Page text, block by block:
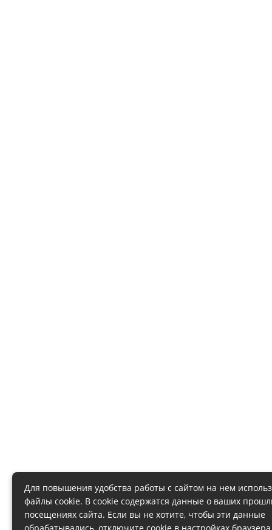
Для повышения удобства работы с сайтом на нем
файлы cookie. В cookie содержатся данные о ваших
посещениях сайта. Если вы не хотите, чтобы эти данные